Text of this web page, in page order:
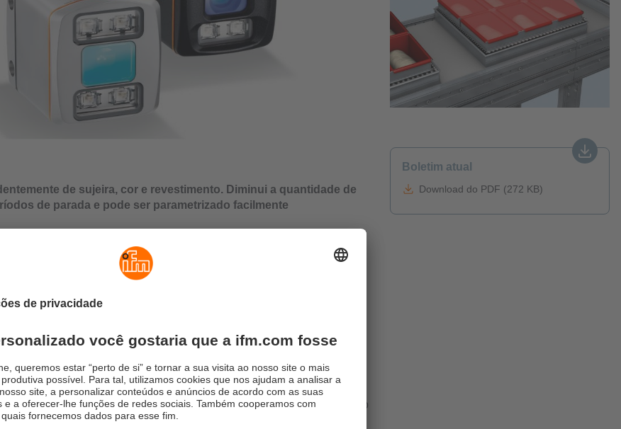
de sujeira, cor e revestimento. Diminui a quantidade de
de parada e pode ser parametrizado facilmente
de sujeira, cor e revestimento
e seleção de diferentes formas, ajustes e formatos
parâmetros passo a passo
qualidade independente da luz externa
de volume 3D
para verificar a colocação homogênea dos reservatórios com fluidos
e pastas. Um exemplo é a detecção de massa dupla. Na produção
ocorrem normalmente falhas no enchimento simultâneo de várias
Boletim atual
Download do PDF (272 KB)